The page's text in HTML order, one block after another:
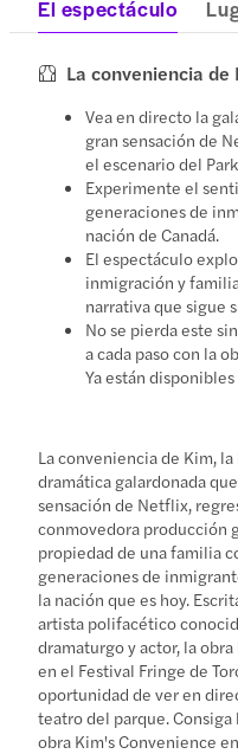
El espectáculo
La conveniencia de
Vea en directo la
gran sensación de
el escenario del
Experimente el
generaciones de
nación de Canadá.
El espectáculo
inmigración y
narrativa que sigue
No se pierda este
a cada paso con la
Ya están
La conveniencia de Kim,
dramática galardonada
sensación de Netflix,
conmovedora producción
propiedad de una familia
generaciones de
la nación que es hoy.
artista polifacético
dramaturgo y actor, la
en el Festival Fringe de
oportunidad de ver en
teatro del parque. Consiga
obra Kim's Convenience